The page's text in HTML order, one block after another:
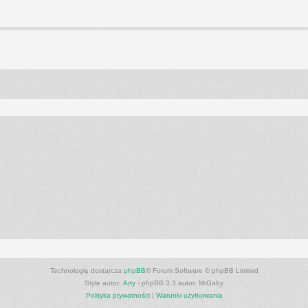
Technologię dostarcza phpBB® Forum Software © phpBB Limited
Style autor: Arty - phpBB 3.3 autor: MrGaby
Polityka prywatności| Warunki użytkowania